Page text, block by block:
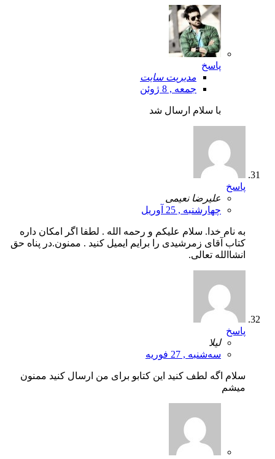
پاسخ
مدیریت سایت
جمعه , 8 ژوئن
با سلام ارسال شد
پاسخ
علیرضا نعیمی
چهارشنبه , 25 آوریل
به نام خدا. سلام علیکم و رحمه الله . لطفا اگر امکان داره
کتاب آقای زمرشیدی را برایم ایمیل کنید . ممنون.در پناه حق
انشاالله تعالی.
پاسخ
لیلا
سه‌شنبه , 27 فوریه
سلام اگه لطف کنید این کتابو برای من ارسال کنید ممنون
میشم